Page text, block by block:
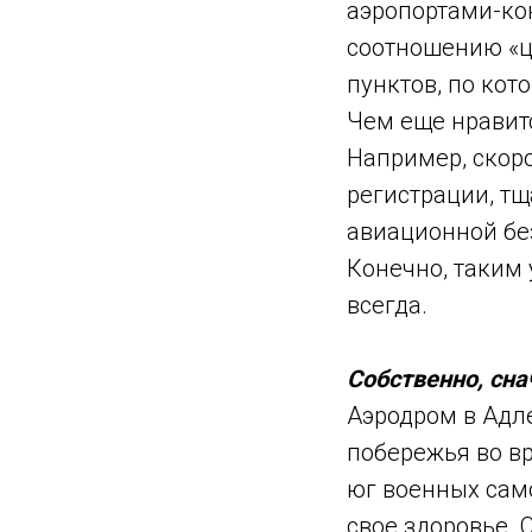
аэропортами-
соотношению
пунктов, по
Чем еще
Например,
регистрации,
авиационной
Конечно,
всегда.
Собственно,
Аэродром в
побережья во
юг военных
свое здоровье.